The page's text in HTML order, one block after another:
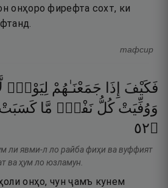
онҳоро фирефта сохт, ки
тафсир
فَكَيْفَ إِذَا جَمَعْنَـٰهُمْ لِيَوْمٍۢ
وَوُفِّيَتْ كُلُّ نَفْسٍۢ مَّا
۝٢٥
ли явми-л ло райба фиҳи ва вуффият
ва ҳум ло юзламун.
онҳо, чун ҷамъ кунем